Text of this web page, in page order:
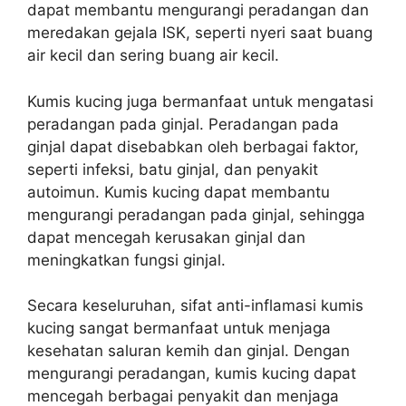
dapat membantu mengurangi peradangan dan
meredakan gejala ISK, seperti nyeri saat buang
air kecil dan sering buang air kecil.
Kumis kucing juga bermanfaat untuk mengatasi
peradangan pada ginjal. Peradangan pada
ginjal dapat disebabkan oleh berbagai faktor,
seperti infeksi, batu ginjal, dan penyakit
autoimun. Kumis kucing dapat membantu
mengurangi peradangan pada ginjal, sehingga
dapat mencegah kerusakan ginjal dan
meningkatkan fungsi ginjal.
Secara keseluruhan, sifat anti-inflamasi kumis
kucing sangat bermanfaat untuk menjaga
kesehatan saluran kemih dan ginjal. Dengan
mengurangi peradangan, kumis kucing dapat
mencegah berbagai penyakit dan menjaga